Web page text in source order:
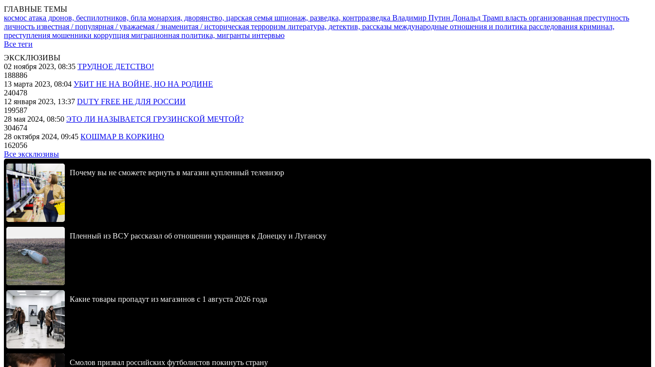
ГЛАВНЫЕ ТЕМЫ
космос атака дронов, беспилотников, бпла монархия, дворянство, царская семья шпионаж, разведка, контрразведка Владимир Путин Дональд Трамп власть организованная преступность
личность известная / популярная / уважаемая / знаменитая / историческая терроризм литература, детектив, рассказы международные отношения и политика расследования криминал,
преступления мошенники коррупция миграционная политика, мигранты интервью
Все теги
ЭКСКЛЮЗИВЫ
02 ноября 2023, 08:35 ТРУДНОЕ ДЕТСТВО!
188886
13 марта 2023, 08:04 УБИТ НЕ НА ВОЙНЕ, НО НА РОДИНЕ
240478
12 января 2023, 13:37 DUTY FREE НЕ ДЛЯ РОССИИ
199587
28 мая 2024, 08:50 ЭТО ЛИ НАЗЫВАЕТСЯ ГРУЗИНСКОЙ МЕЧТОЙ?
304674
28 октября 2024, 09:45 КОШМАР В КОРКИНО
162056
Все эксклюзивы
Почему вы не сможете вернуть в магазин купленный телевизор
Пленный из ВСУ рассказал об отношении украинцев к Донецку и Луганску
Какие товары пропадут из магазинов с 1 августа 2026 года
Смолов призвал российских футболистов покинуть страну